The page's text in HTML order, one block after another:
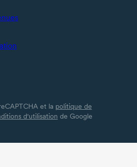
et la politique de
d'utilisation de Google